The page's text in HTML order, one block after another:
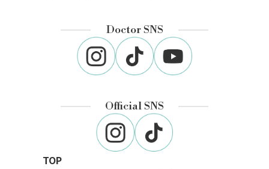
Doctor SNS
Official SNS
TOP